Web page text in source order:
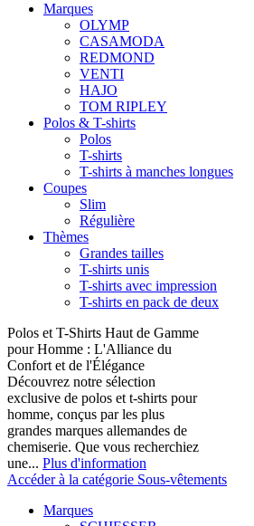
Marques
OLYMP
CASAMODA
REDMOND
VENTI
HAJO
TOM RIPLEY
Polos & T-shirts
Polos
T-shirts
T-shirts à manches longues
Coupes
Slim
Régulière
Thèmes
Grandes tailles
T-shirts unis
T-shirts avec impression
T-shirts en pack de deux
Polos et T-Shirts Haut de Gamme
pour Homme : L'Alliance du
Confort et de l'Élégance
Découvrez notre sélection
exclusive de polos et t-shirts pour
homme, conçus par les plus
grandes marques allemandes de
chemiserie. Que vous recherchiez
une... Plus d'information
Accéder à la catégorie Sous-vêtements
Marques